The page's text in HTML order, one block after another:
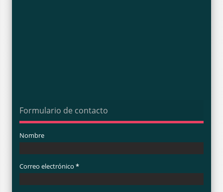
Formulario de contacto
Nombre
Correo electrónico *